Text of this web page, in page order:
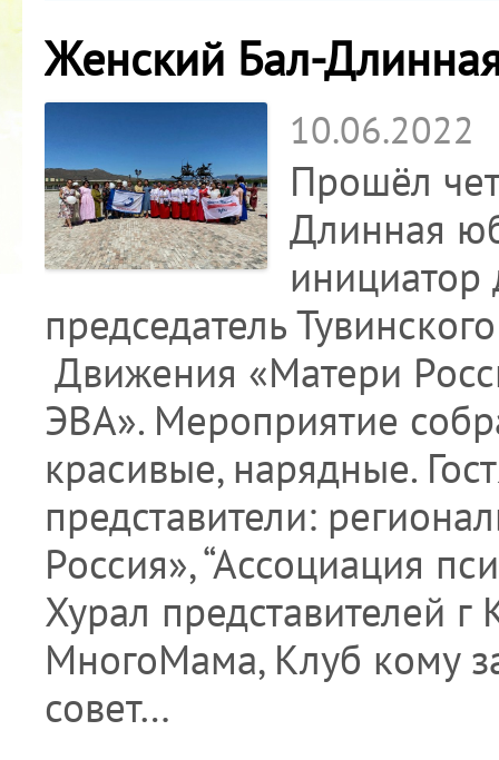
Женский Бал-
10.06.2022
Прошёл
Длинная
инициатор
председатель
Движения «Матери
ЭВА». Мероприятие
красивые, нарядные.
представители:
Россия», “Ассоциация
Хурал представителей
МногоМама, Клуб кому
совет…